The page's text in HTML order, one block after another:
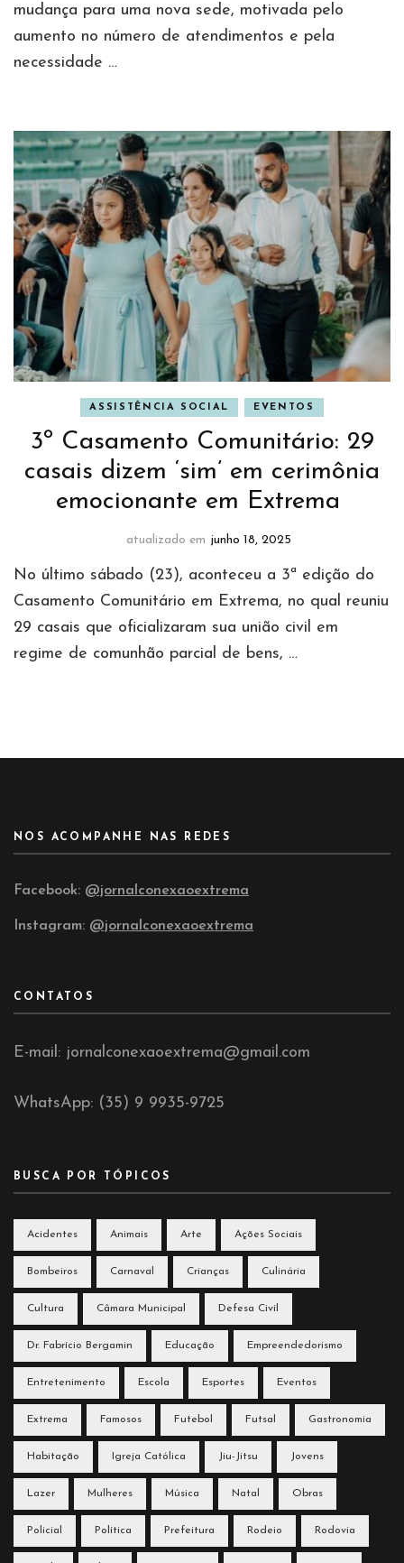
mudança para uma nova sede, motivada pelo
aumento no número de atendimentos e pela
necessidade …
ASSISTÊNCIA SOCIAL EVENTOS
3º Casamento Comunitário: 29
casais dizem ‘sim’ em cerimônia
emocionante em Extrema
atualizado em junho 18, 2025
No último sábado (23), aconteceu a 3ª edição do
Casamento Comunitário em Extrema, no qual reuniu
29 casais que oficializaram sua união civil em
regime de comunhão parcial de bens, …
NOS ACOMPANHE NAS REDES
Facebook: @jornalconexaoextrema
Instagram: @jornalconexaoextrema
CONTATOS
E-mail: jornalconexaoextrema@gmail.com
WhatsApp: (35) 9 9935-9725
BUSCA POR TÓPICOS
Acidentes Animais Arte Ações Sociais
Bombeiros Carnaval Crianças Culinária
Cultura Câmara Municipal Defesa Civil
Dr. Fabrício Bergamin Educação Empreendedorismo
Entretenimento Escola Esportes Eventos
Extrema Famosos Futebol Futsal Gastronomia
Habitação Igreja Católica Jiu-Jitsu Jovens
Lazer Mulheres Música Natal Obras
Policial Política Prefeitura Rodeio Rodovia